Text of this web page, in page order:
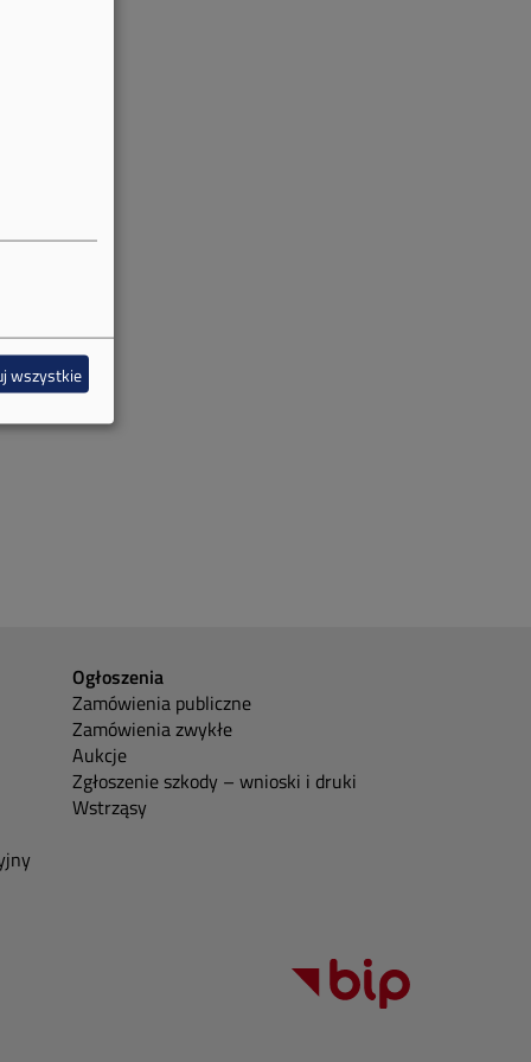
Ogłoszenia
Zamówienia publiczne
Zamówienia zwykłe
Aukcje
Zgłoszenie szkody – wnioski i druki
Wstrząsy
wszystkie